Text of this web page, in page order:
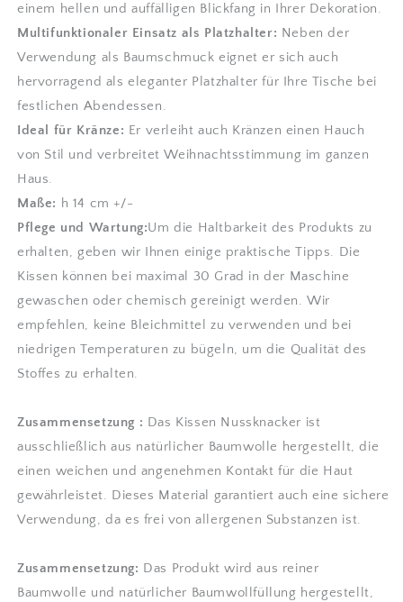
einem hellen und auffälligen Blickfang in Ihrer Dekoration.
Multifunktionaler Einsatz als Platzhalter: Neben der
Verwendung als Baumschmuck eignet er sich auch
hervorragend als eleganter Platzhalter für Ihre Tische bei
festlichen Abendessen.
Ideal für Kränze: Er verleiht auch Kränzen einen Hauch
von Stil und verbreitet Weihnachtsstimmung im ganzen
Haus.
Maße: h 14 cm +/-
Pflege und Wartung:Um die Haltbarkeit des Produkts zu
erhalten, geben wir Ihnen einige praktische Tipps. Die
Kissen können bei maximal 30 Grad in der Maschine
gewaschen oder chemisch gereinigt werden. Wir
empfehlen, keine Bleichmittel zu verwenden und bei
niedrigen Temperaturen zu bügeln, um die Qualität des
Stoffes zu erhalten.
Zusammensetzung : Das Kissen Nussknacker ist
ausschließlich aus natürlicher Baumwolle hergestellt, die
einen weichen und angenehmen Kontakt für die Haut
gewährleistet. Dieses Material garantiert auch eine sichere
Verwendung, da es frei von allergenen Substanzen ist.
Zusammensetzung: Das Produkt wird aus reiner
Baumwolle und natürlicher Baumwollfüllung hergestellt,